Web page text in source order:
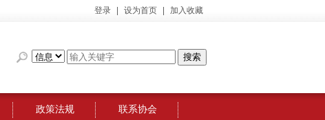
登录 设为首页 加入收藏
政策法规 联系协会